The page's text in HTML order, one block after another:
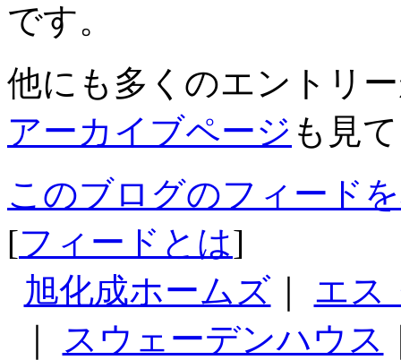
です。
他にも多くのエントリ
アーカイブページ も見
このブログのフィード
[フィードとは]
旭化成ホームズ｜ エス
スウェーデンハウス